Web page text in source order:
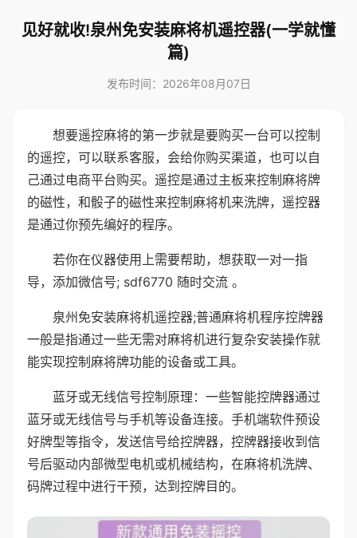
见好就收!泉州免安装麻将机遥控器(一学就懂
篇)
发布时间：2026年08月07日
想要遥控麻将的第一步就是要购买一台可以控制
的遥控，可以联系客服，会给你购买渠道，也可以自
己通过电商平台购买。遥控是通过主板来控制麻将牌
的磁性，和骰子的磁性来控制麻将机来洗牌，遥控器
是通过你预先编好的程序。
若你在仪器使用上需要帮助，想获取一对一指
导，添加微信号; sdf6770 随时交流 。
泉州免安装麻将机遥控器;普通麻将机程序控牌器
一般是指通过一些无需对麻将机进行复杂安装操作就
能实现控制麻将牌功能的设备或工具。
蓝牙或无线信号控制原理：一些智能控牌器通过
蓝牙或无线信号与手机等设备连接。手机端软件预设
好牌型等指令，发送信号给控牌器，控牌器接收到信
号后驱动内部微型电机或机械结构，在麻将机洗牌、
码牌过程中进行干预，达到控牌目的。